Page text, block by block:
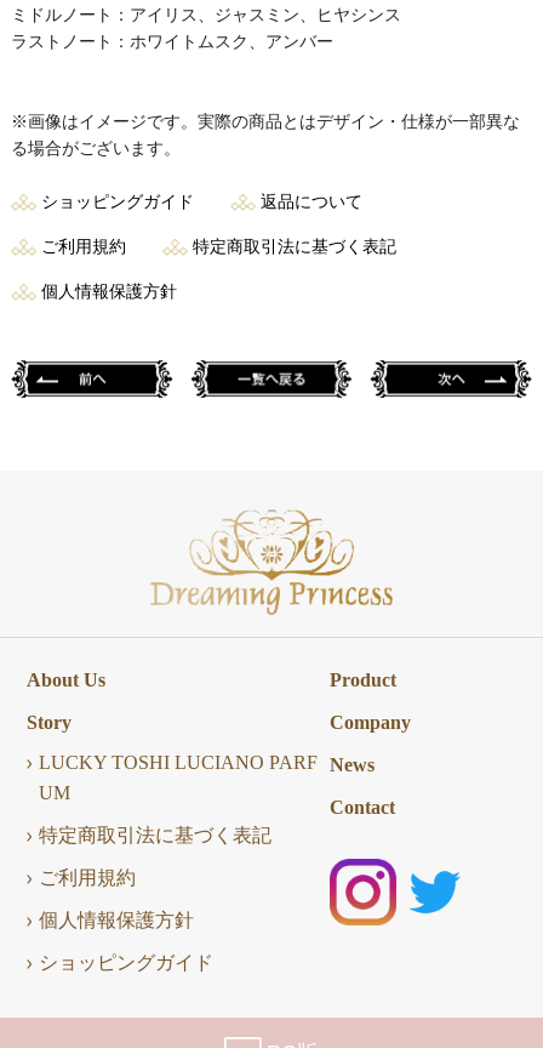
ミドルノート：アイリス、ジャスミン、ヒヤシンス
ラストノート：ホワイトムスク、アンバー
※画像はイメージです。実際の商品とはデザイン・仕様が一部異な
る場合がございます。
ショッピングガイド 返品について
ご利用規約 特定商取引法に基づく表記
個人情報保護方針
About Us
Story
LUCKY TOSHI LUCIANO PARF
UM
特定商取引法に基づく表記
ご利用規約
個人情報保護方針
ショッピングガイド
Product
Company
News
Contact